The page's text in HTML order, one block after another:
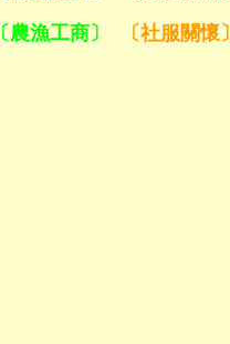
〔農漁工商〕
〔社服關懷